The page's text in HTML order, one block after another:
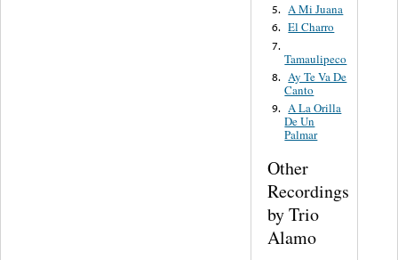
5. A Mi Juana
6. El Charro
7.
Tamaulipeco
8. Ay Te Va De
Canto
9. A La Orilla
De Un
Palmar
Other
Recordings
by Trio
Alamo